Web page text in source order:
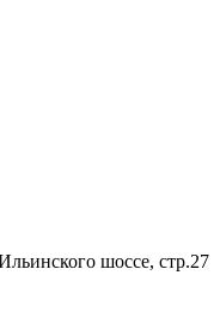
шоссе, стр.27